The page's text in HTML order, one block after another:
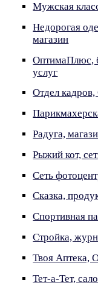
Мужская
Недорогая
магазин
ОптимаПлюс,
услуг
Отдел
Радуга,
Рыжий кот,
Сеть
Сказка,
Спортивная
Стройка,
Твоя Аптека,
Тет-а-Тет,